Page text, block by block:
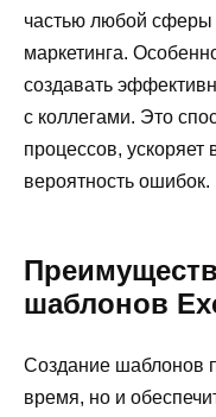
частью любой сферы
маркетинга.
создавать
с коллегами. Это
процессов,
вероятность ошибок.
шаблонов
Создание шаблонов
время, но и